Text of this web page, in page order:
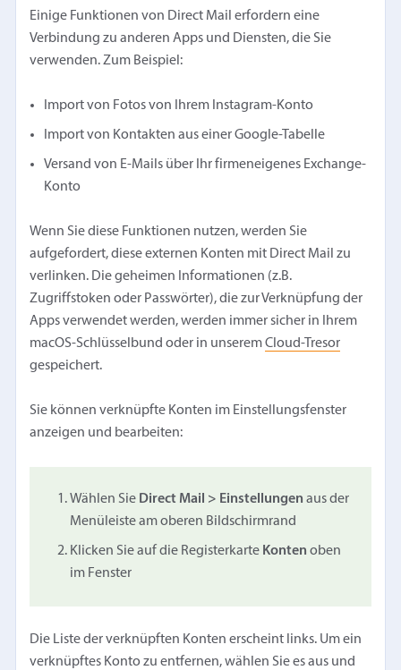
Einige Funktionen von Direct Mail erfordern eine
Verbindung zu anderen Apps und Diensten, die Sie
verwenden. Zum Beispiel:
Import von Fotos von Ihrem Instagram-Konto
Import von Kontakten aus einer Google-Tabelle
Versand von E-Mails über Ihr firmeneigenes Exchange-
Konto
Wenn Sie diese Funktionen nutzen, werden Sie
aufgefordert, diese externen Konten mit Direct Mail zu
verlinken. Die geheimen Informationen (z.B.
Zugriffstoken oder Passwörter), die zur Verknüpfung der
Apps verwendet werden, werden immer sicher in Ihrem
macOS-Schlüsselbund oder in unseremCloud-Tresor
gespeichert.
Sie können verknüpfte Konten im Einstellungsfenster
anzeigen und bearbeiten:
Wählen Sie Direct Mail > Einstellungen aus der
Menüleiste am oberen Bildschirmrand
Klicken Sie auf die Registerkarte Konten oben
im Fenster
Die Liste der verknüpften Konten erscheint links. Um ein
verknüpftes Konto zu entfernen, wählen Sie es aus und